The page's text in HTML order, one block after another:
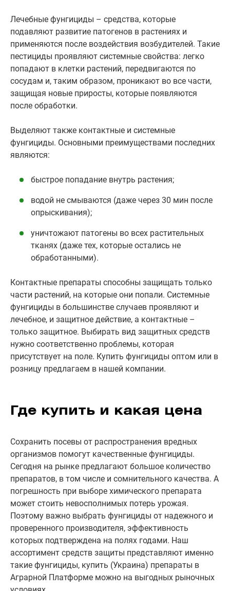
Лечебные фунгициды – средства, которые
подавляют развитие патогенов в растениях и
применяются после воздействия возбудителей. Такие
пестициды проявляют системные свойства: легко
попадают в клетки растений, передвигаются по
сосудам и, таким образом, проникают во все части,
защищая новые приросты, которые появляются
после обработки.
Выделяют также контактные и системные
фунгициды. Основными преимуществами последних
являются:
быстрое попадание внутрь растения;
водой не смываются (даже через 30 мин после
опрыскивания);
уничтожают патогены во всех растительных
тканях (даже тех, которые остались не
обработанными).
Контактные препараты способны защищать только
части растений, на которые они попали. Системные
фунгициды в большинстве случаев проявляют и
лечебное, и защитное действие, а контактные –
только защитное. Выбирать вид защитных средств
нужно соответственно проблемы, которая
присутствует на поле. Купить фунгициды оптом или в
розницу предлагаем в нашей компании.
Где купить и какая цена
Сохранить посевы от распространения вредных
организмов помогут качественные фунгициды.
Сегодня на рынке предлагают большое количество
препаратов, в том числе и сомнительного качества. А
погрешность при выборе химического препарата
может стоить невосполнимых потерь урожая.
Поэтому важно выбрать фунгициды от надежного и
проверенного производителя, эффективность
которых подтверждена на полях годами. Наш
ассортимент средств защиты представляют именно
такие фунгициды, купить (Украина) препараты в
Аграрной Платформе можно на выгодных рыночных